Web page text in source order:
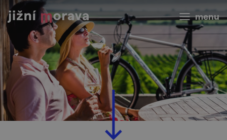
menu